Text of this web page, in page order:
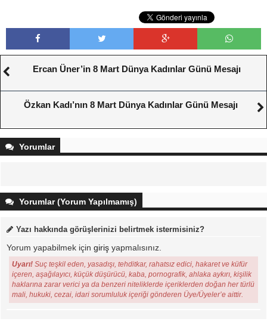
Ercan Üner’in 8 Mart Dünya Kadınlar Günü Mesajı
Özkan Kadı’nın 8 Mart Dünya Kadınlar Günü Mesajı
Yorumlar
Yorumlar (Yorum Yapılmamış)
Yazı hakkında görüşlerinizi belirtmek istermisiniz?
Yorum yapabilmek için giriş yapmalısınız.
Uyarı! Suç teşkil eden, yasadışı, tehditkar, rahatsız edici, hakaret ve küfür
içeren, aşağılayıcı, küçük düşürücü, kaba, pornografik, ahlaka aykırı, kişilik
haklarına zarar verici ya da benzeri niteliklerde içeriklerden doğan her türlü
mali, hukuki, cezai, idari sorumluluk içeriği gönderen Üye/Üyeler’e aittir.